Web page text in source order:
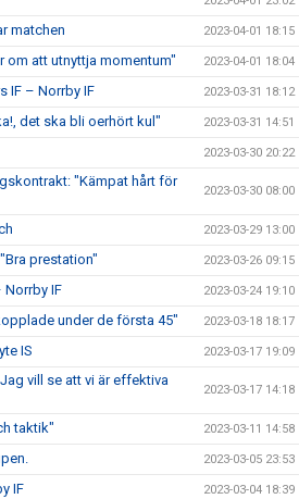
matchen 2023-04-01 18:15
om att utnyttja momentum" 2023-04-01 18:04
IF – Norrby IF 2023-03-31 18:12
det ska bli oerhört kul" 2023-03-31 14:51
2023-03-30 20:22
"Kämpat hårt för
2023-03-30 08:00
2023-03-29 13:00
prestation" 2023-03-26 09:15
Norrby IF 2023-03-24 19:10
under de första 45" 2023-03-18 18:17
IS 2023-03-17 19:09
vill se att vi är effektiva
2023-03-17 14:18
taktik" 2023-03-11 14:58
2023-03-05 23:53
IF 2023-03-04 18:39